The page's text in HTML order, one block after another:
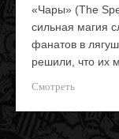
«Чары» (The
сильная магия
фанатов в
решили, что их
Смотреть